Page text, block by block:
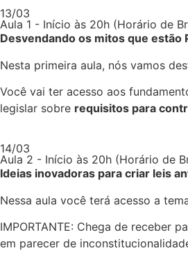
13/03
Aula 1 - Início às 20h (Horário de
Desvendando os mitos que estão
Nesta primeira aula, nós vamos
Você vai ter acesso aos
legislar sobre requisitos para
14/03
Aula 2 - Início às 20h (Horário de
Ideias inovadoras para criar leis
Nessa aula você terá acesso a
IMPORTANTE: Chega de receber
em parecer de